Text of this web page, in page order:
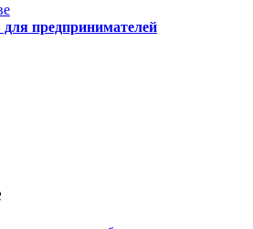
предпринимателей